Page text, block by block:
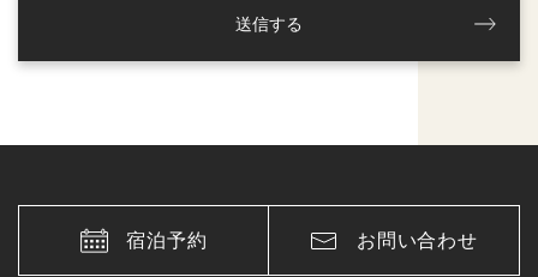
送信する
宿泊予約 お問い合わせ